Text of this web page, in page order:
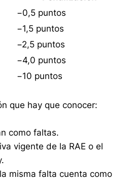
−0,5 puntos
−1,5 puntos
−2,5 puntos
−4,0 puntos
−10 puntos
que hay que conocer:
como faltas.
vigente de la RAE o el
misma falta cuenta como